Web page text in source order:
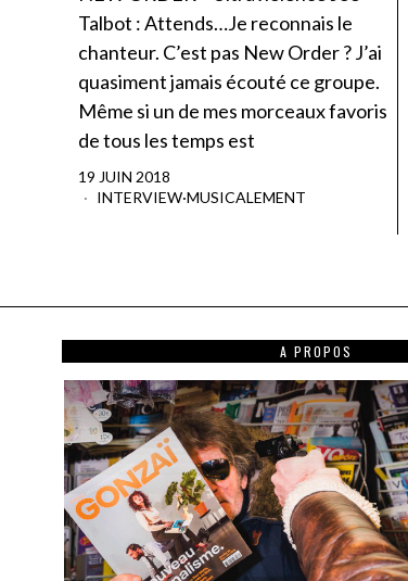
Talbot : Attends…Je reconnais le
chanteur. C’est pas New Order ? J’ai
quasiment jamais écouté ce groupe.
Même si un de mes morceaux favoris
de tous les temps est
19 JUIN 2018
INTERVIEW·MUSICALEMENT
A PROPOS